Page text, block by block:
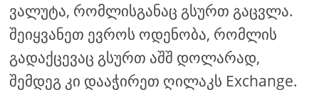
ვალუტა, რომლისგანაც გსურთ გაცვლა.
შეიყვანეთ ევროს ოდენობა, რომლის
გადაქცევაც გსურთ აშშ დოლარად,
შემდეგ კი დააჭირეთ ღილაკს Exchange.